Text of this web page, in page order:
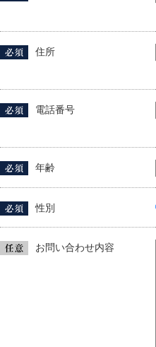
住所
電話番号
年齢
性別
お問い合わせ内容